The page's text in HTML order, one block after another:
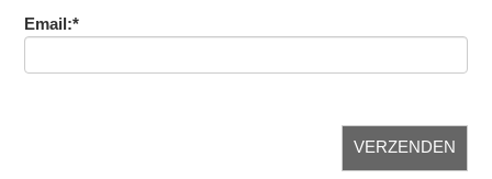
Email:*